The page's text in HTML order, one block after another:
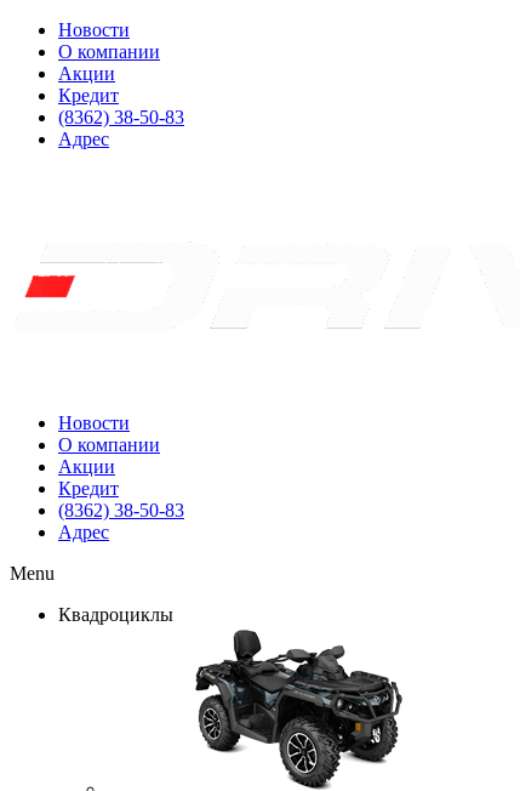
Новости
О компании
Акции
Кредит
(8362) 38-50-83
Адрес
Новости
О компании
Акции
Кредит
(8362) 38-50-83
Адрес
Menu
Квадроциклы